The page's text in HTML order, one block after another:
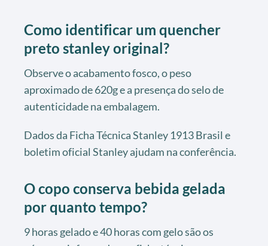
Como identificar um quencher
preto stanley original?
Observe o acabamento fosco, o peso
aproximado de 620g e a presença do selo de
autenticidade na embalagem.
Dados da Ficha Técnica Stanley 1913 Brasil e
boletim oficial Stanley ajudam na conferência.
O copo conserva bebida gelada
por quanto tempo?
9 horas gelado e 40 horas com gelo são os